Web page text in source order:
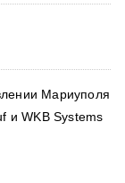
Мариуполя
и WKB Systems